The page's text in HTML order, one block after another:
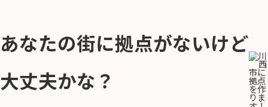
あなたの街に拠点がないけど
大丈夫かな？